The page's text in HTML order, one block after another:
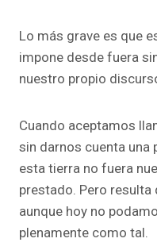
Lo más grave es que
impone desde fuera
nuestro propio
Cuando aceptamos
sin darnos cuenta una
esta tierra no fuera
prestado. Pero resulta
aunque hoy no
plenamente como tal.